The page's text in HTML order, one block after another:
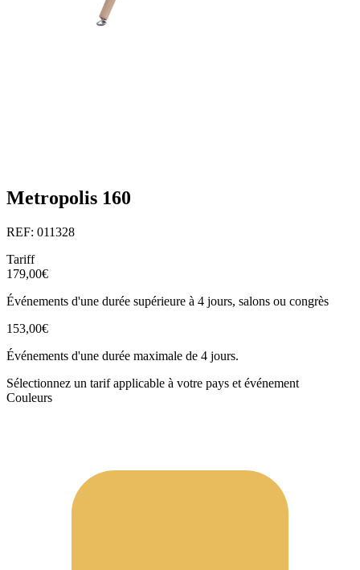
Metropolis 160
REF: 011328
Tariff
179,00€
Événements d'une durée supérieure à 4 jours, salons ou congrès
153,00€
Événements d'une durée maximale de 4 jours.
Sélectionnez un tarif applicable à votre pays et événement
Couleurs